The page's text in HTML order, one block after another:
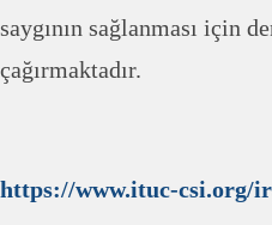
saygının sağlanması için
çağırmaktadır.
https://www.ituc-csi.org/